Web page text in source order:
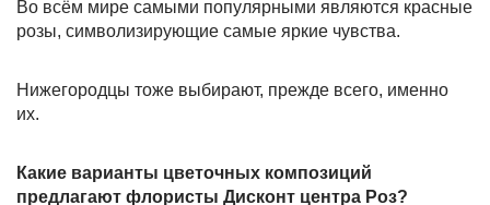
Во всём мире самыми популярными являются красные
розы, символизирующие самые яркие чувства.
Нижегородцы тоже выбирают, прежде всего, именно
их.
Какие варианты цветочных композиций
предлагают флористы Дисконт центра Роз?